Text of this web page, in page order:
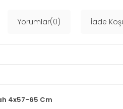
Yorumlar(0) İade
4x57-65 Cm